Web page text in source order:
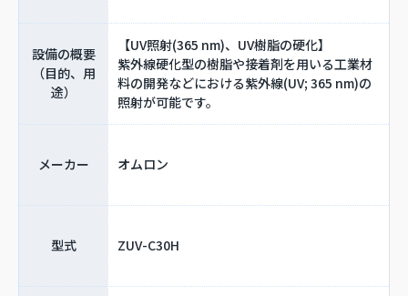
設備の概要
（目的、用
途）
【UV照射(365 nm)、UV樹脂の硬化】
紫外線硬化型の樹脂や接着剤を用いる工業材
料の開発などにおける紫外線(UV; 365 nm)の
照射が可能です。
メーカー オムロン
型式 ZUV-C30H